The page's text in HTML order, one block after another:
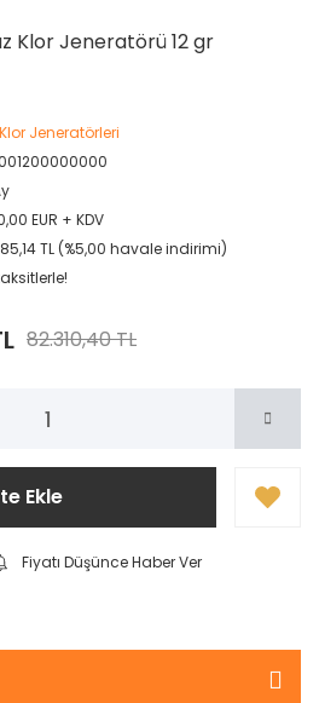
Klor Jeneratörü 12 gr
Jeneratörleri
EUR + KDV
TL (%5,00 havale indirimi)
82.310,40 TL
Ekle
Fiyatı Düşünce Haber Ver